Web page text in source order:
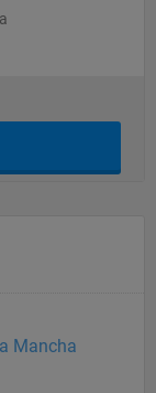
Mancha